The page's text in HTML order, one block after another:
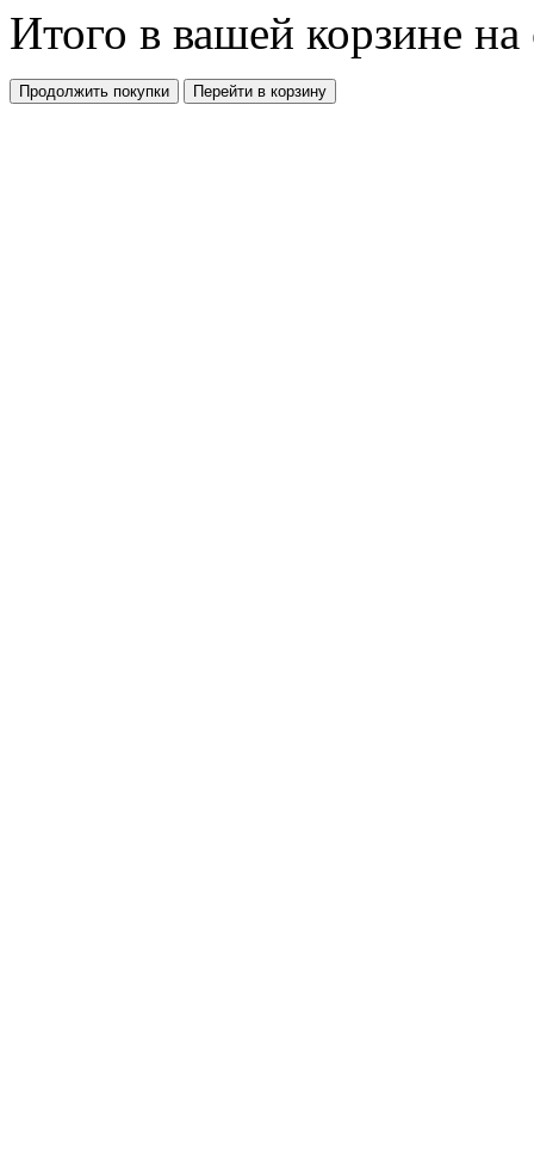
Итого в вашей корзине
Продолжить покупки Перейти в корзину